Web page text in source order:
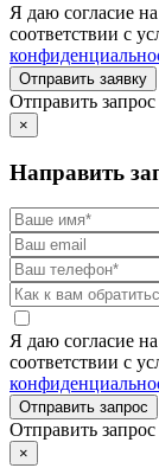
Я даю согласие на
соответствии с
Отправить запрос
×
Направить
Я даю согласие на
соответствии с
Отправить запрос
×